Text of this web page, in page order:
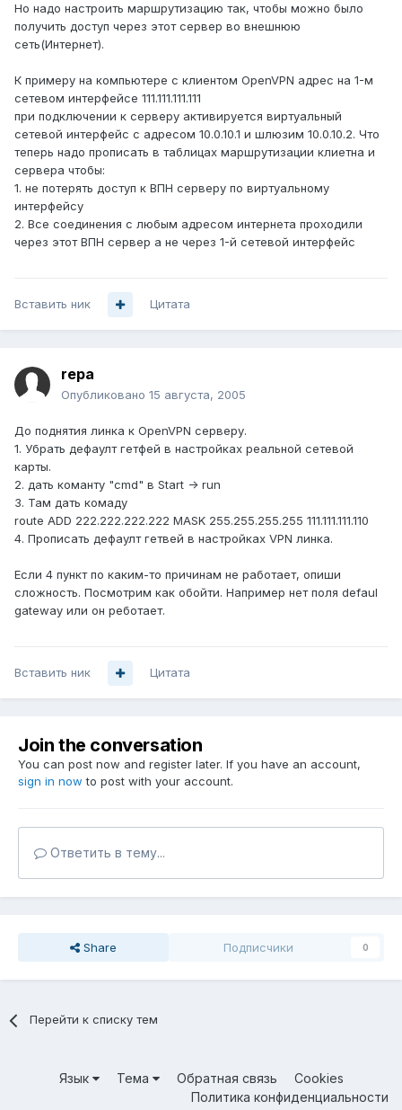
Но надо настроить маршрутизацию так, чтобы можно было
получить доступ через этот сервер во внешнюю
сеть(Интернет).
К примеру на компьютере с клиентом OpenVPN адрес на 1-м
сетевом интерфейсе 111.111.111.111
при подключении к серверу активируется виртуальный
сетевой интерфейс с адресом 10.0.10.1 и шлюзим 10.0.10.2. Что
теперь надо прописать в таблицах маршрутизации клиетна и
сервера чтобы:
1. не потерять доступ к ВПН серверу по виртуальному
интерфейсу
2. Все соединения с любым адресом интернета проходили
через этот ВПН сервер а не через 1-й сетевой интерфейс
Вставить ник Цитата
repa
Опубликовано 15 августа, 2005
До поднятия линка к OpenVPN серверу.
1. Убрать дефаулт гетфей в настройках реальной сетевой
карты.
2. дать команту "cmd" в Start -> run
3. Там дать комаду
route ADD 222.222.222.222 MASK 255.255.255.255 111.111.111.110
4. Прописать дефаулт гетвей в настройках VPN линка.
Если 4 пункт по каким-то причинам не работает, опиши
сложность. Посмотрим как обойти. Например нет поля defaul
gateway или он реботает.
Вставить ник Цитата
Join the conversation
You can post now and register later. If you have an account,
sign in now to post with your account.
Ответить в тему...
Share Подписчики 0
Перейти к списку тем
Язык Тема Обратная связь
Cookies
Политика конфиденциальности